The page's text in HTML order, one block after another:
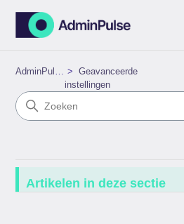
AdminPulse
Geavanceerde
instellingen
Artikelen in deze sectie